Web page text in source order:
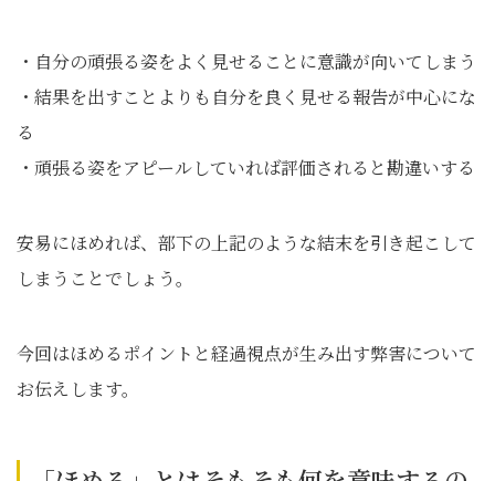
・自分の頑張る姿をよく見せることに意識が向いてしまう
・結果を出すことよりも自分を良く見せる報告が中心にな
る
・頑張る姿をアピールしていれば評価されると勘違いする
安易にほめれば、部下の上記のような結末を引き起こして
しまうことでしょう。
今回はほめるポイントと経過視点が生み出す弊害について
お伝えします。